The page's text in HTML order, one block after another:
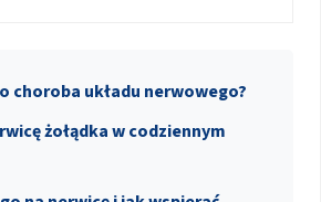
choroba układu nerwowego?
żołądka w codziennym